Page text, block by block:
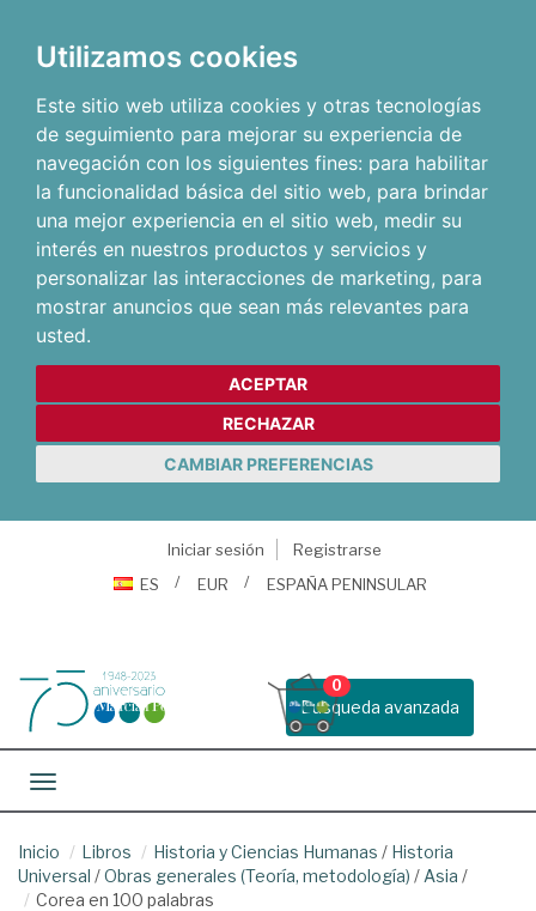
Utilizamos cookies
Este sitio web utiliza cookies y otras tecnologías
de seguimiento para mejorar su experiencia de
navegación con los siguientes fines: para habilitar
la funcionalidad básica del sitio web, para brindar
una mejor experiencia en el sitio web, medir su
interés en nuestros productos y servicios y
personalizar las interacciones de marketing, para
mostrar anuncios que sean más relevantes para
usted.
ACEPTAR
RECHAZAR
CAMBIAR PREFERENCIAS
Iniciar sesión
Registrarse
ES
EUR ESPAÑA PENINSULAR
Busqueda avanzada
0
Toggle navigation
Inicio Libros Historia y Ciencias Humanas / Historia
Universal /Obras generales (Teoría, metodología) / Asia /
Corea en 100 palabras